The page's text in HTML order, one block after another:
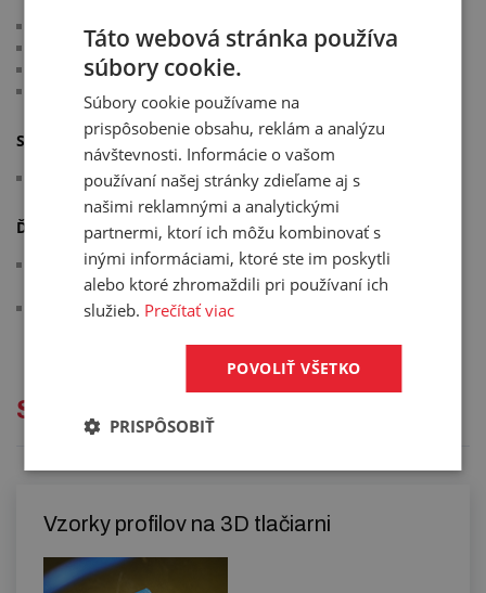
materiál: NBR - odolný olejom
tolerancia tvrdosti: +/- 5 °ShA
farba: čierna
pracovná teplota: -40 °C/+70 °C
Spĺňa normy:
rozmery podľa ISO 3302-1 E2
Ďalšie informácie:
počet prúdov označuje počet pruhov vedľa seba, z ktorých
je zložené jedno balenie
ak ste si nevybrali požadovaný profil alebo tvar, môžete
Služby
Vzorky profilov na 3D tlačiarni
Táto webová stránka používa
súbory cookie.
Súbory cookie používame na
prispôsobenie obsahu, reklám a analýzu
návštevnosti. Informácie o vašom
používaní našej stránky zdieľame aj s
našimi reklamnými a analytickými
partnermi, ktorí ich môžu kombinovať s
inými informáciami, ktoré ste im poskytli
alebo ktoré zhromaždili pri používaní ich
služieb. Prečítať viac
POVOLIŤ VŠETKO
PRISPÔSOBIŤ